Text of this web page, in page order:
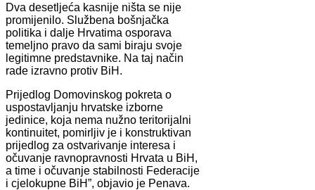
Dva desetljeća kasnije ništa se nije
promijenilo. Službena bošnjačka
politika i dalje Hrvatima osporava
temeljno pravo da sami biraju svoje
legitimne predstavnike. Na taj način
rade izravno protiv BiH.
Prijedlog Domovinskog pokreta o
uspostavljanju hrvatske izborne
jedinice, koja nema nužno teritorijalni
kontinuitet, pomirljiv je i konstruktivan
prijedlog za ostvarivanje interesa i
očuvanje ravnopravnosti Hrvata u BiH,
a time i očuvanje stabilnosti Federacije
i cjelokupne BiH”, objavio je Penava.